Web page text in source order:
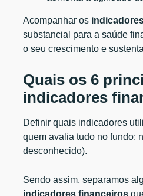
Acompanhar os
substancial para a saúde
o seu crescimento e
Quais os 6
indicadores
Definir quais indicadores
quem avalia tudo no fundo;
desconhecido).
Sendo assim, separamos
indicadores financeiros